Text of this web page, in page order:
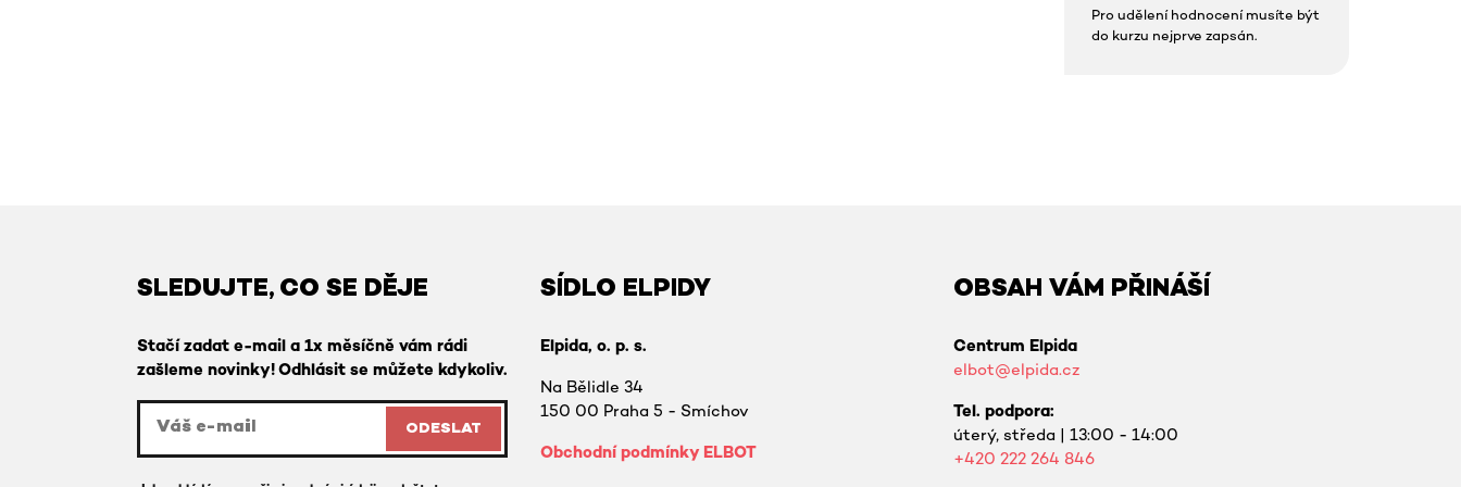
Pro udělení hodnocení musíte být
do kurzu nejprve zapsán.
SLEDUJTE, CO SE DĚJE
Stačí zadat e-mail a 1x měsíčně vám rádi
zašleme novinky! Odhlásit se můžete kdykoliv.
ODESLAT
SÍDLO ELPIDY
Elpida, o. p. s.
Na Bělidle 34
150 00 Praha 5 - Smíchov
Obchodní podmínky ELBOT
OBSAH VÁM PŘINÁŠÍ
Centrum Elpida
elbot@elpida.cz
Tel. podpora:
úterý, středa | 13:00 - 14:00
+420 222 264 846